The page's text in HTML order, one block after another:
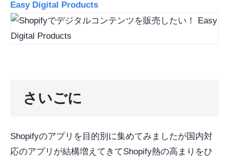
Easy Digital Products
さいごに
Shopifyのアプリを目的別に集めてみましたが国内対
応のアプリが結構増えてきてShopify熱の高まりをひ